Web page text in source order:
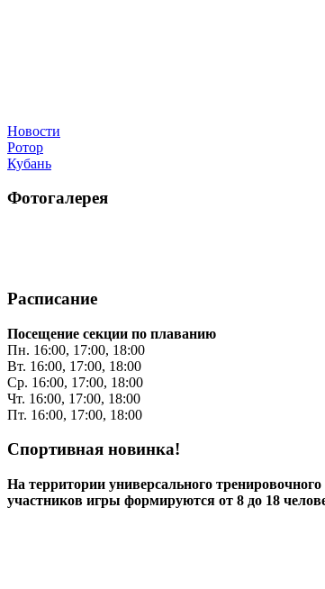
Новости
Ротор
Кубань
Фотогалерея
Расписание
Посещение секции по плаванию
Пн. 16:00, 17:00, 18:00
Вт. 16:00, 17:00, 18:00
Ср. 16:00, 17:00, 18:00
Чт. 16:00, 17:00, 18:00
Пт. 16:00, 17:00, 18:00
Спортивная новинка!
На территории универсального
участников игры формируются от 8 до 18